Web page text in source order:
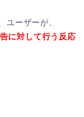
ユーザーが、
に対して行う反応